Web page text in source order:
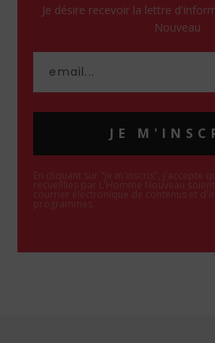
Je désire recevoir la lettre
Nouveau
JE
En cliquant sur "Je m'inscris", j'accepte
recueillies par L'Homme Nouveau
courrier électronique de contenus et
programmes.